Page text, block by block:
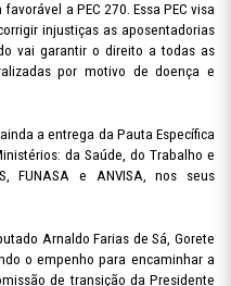
a PEC 270. Essa PEC visa
injustiças as aposentadorias
vai garantir o direito a todas as
por motivo de doença e
a entrega da Pauta Específica
da Saúde, do Trabalho e
FUNASA e ANVISA, nos seus
Arnaldo Farias de Sá, Gorete
o empenho para encaminhar a
de transição da Presidente